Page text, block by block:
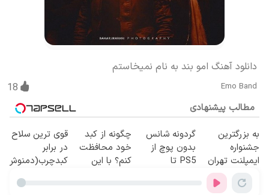
دانلود آهنگ امو بند به نام نمیخاستم
Emo Band
18
مطالب پیشنهادی
به بزرگترین
جشنواره
ایمپلنت تهران
سر بزنید ! |
فقط ۲۵ میلیون
گردونه شانس
بدون پوچ از
PS5 تا
چگونه از کبد
خود محافظت
کنم؟ با این
قوی ترین سلاح
در برابر
کبدچرب(دمنوش